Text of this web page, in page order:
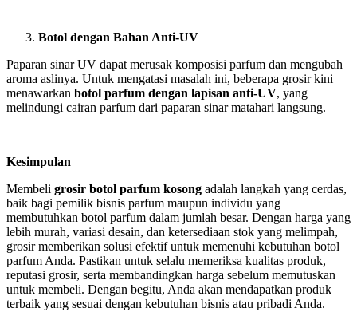
Botol dengan Bahan Anti-UV
Paparan sinar UV dapat merusak komposisi parfum dan mengubah
aroma aslinya. Untuk mengatasi masalah ini, beberapa grosir kini
menawarkan botol parfum dengan lapisan anti-UV, yang
melindungi cairan parfum dari paparan sinar matahari langsung.
Kesimpulan
Membeli grosir botol parfum kosong adalah langkah yang cerdas,
baik bagi pemilik bisnis parfum maupun individu yang
membutuhkan botol parfum dalam jumlah besar. Dengan harga yang
lebih murah, variasi desain, dan ketersediaan stok yang melimpah,
grosir memberikan solusi efektif untuk memenuhi kebutuhan botol
parfum Anda. Pastikan untuk selalu memeriksa kualitas produk,
reputasi grosir, serta membandingkan harga sebelum memutuskan
untuk membeli. Dengan begitu, Anda akan mendapatkan produk
terbaik yang sesuai dengan kebutuhan bisnis atau pribadi Anda.